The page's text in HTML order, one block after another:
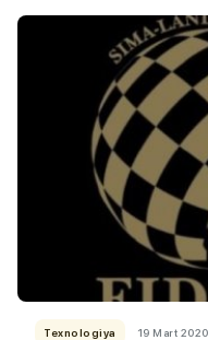
Texnologiya 19 Mart